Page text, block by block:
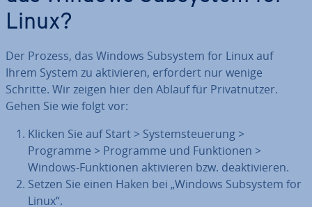
Linux?
Der Prozess, das Windows Subsystem for Linux auf
Ihrem System zu ak­ti­vie­ren, erfordert nur wenige
Schritte. Wir zeigen hier den Ablauf für Pri­vat­nut­zer.
Gehen Sie wie folgt vor:
Klicken Sie auf Start > Sys­tem­steue­rung >
Programme > Programme und Funk­tio­nen >
Windows-Funk­tio­nen ak­ti­vie­ren bzw. de­ak­ti­vie­ren.
Setzen Sie einen Haken bei „Windows Subsystem for
Linux“.